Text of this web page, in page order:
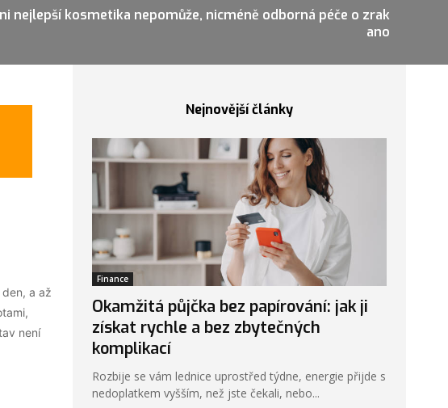
nejlepší kosmetika nepomůže, nicméně odborná péče o zrak
ano
a až
není
Nejnovější články
Finance
Okamžitá půjčka bez papírování: jak ji
získat rychle a bez zbytečných
komplikací
Rozbije se vám lednice uprostřed týdne, energie přijde s
nedoplatkem vyšším, než jste čekali, nebo...